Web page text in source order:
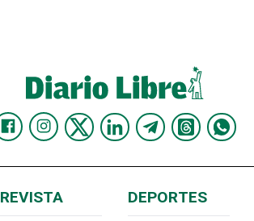
REVISTA DEPORTES